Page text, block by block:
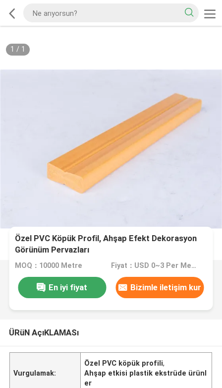
1 / 1
Özel PVC Köpük Profil, Ahşap Efekt Dekorasyon
Görünüm Pervazları
MOQ：10000 Metre Fiyat：USD 0~3 Per Meter
En iyi fiyat Bizimle iletişim kur
ÜRüN AçıKLAMASı
Vurgulamak:
Özel PVC köpük profili,
Ahşap etkisi plastik ekstrüde ürünl
er